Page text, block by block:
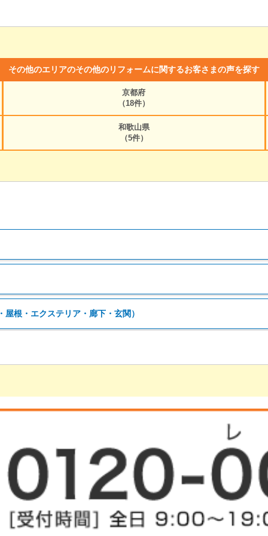
その他のエリアのその他のリフォームに関するお客さまの声を探す
京都府
（18件）
和歌山県
（5件）
根・エクステリア・廊下・玄関）